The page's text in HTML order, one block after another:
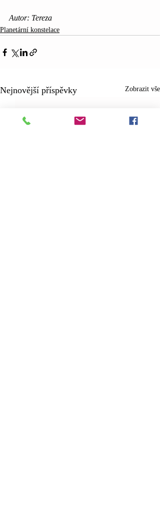
Autor: Tereza
Planetární konstelace
Nejnovější příspěvky Zobrazit vše